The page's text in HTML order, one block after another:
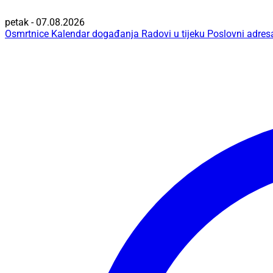
petak - 07.08.2026
Osmrtnice Kalendar događanja Radovi u tijeku Poslovni